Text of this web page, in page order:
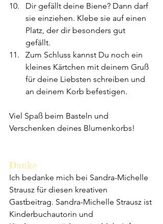
Dir gefällt deine Biene? Dann darf
sie einziehen. Klebe sie auf einen
Platz, der dir besonders gut
gefällt.
Zum Schluss kannst Du noch ein
kleines Kärtchen mit deinem Gruß
für deine Liebsten schreiben und
an deinem Korb befestigen.
Viel Spaß beim Basteln und
Verschenken deines Blumenkorbs!
Danke
Ich bedanke mich bei Sandra-Michelle
Strausz für diesen kreativen
Gastbeitrag. Sandra-Michelle Strausz ist
Kinderbuchautorin und